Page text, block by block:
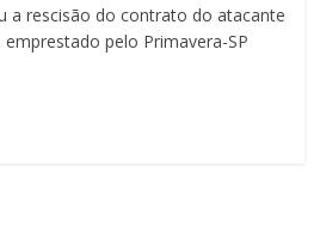
a rescisão do contrato do atacante
pelo Primavera-SP